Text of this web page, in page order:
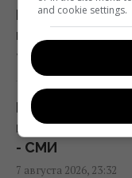
Германии
СМИ
22:33 пятница, 07
В печально
еще одну
22:31 пятница, 07
Как спасти
правильно
7 августа 2026, 23:54
Путин нашел
панически
- СМИ
7 августа 2026, 23:32
and cookie settings.